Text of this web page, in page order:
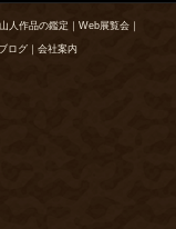
人作品の鑑定 ｜ Web展覧会 ｜
ログ ｜ 会社案内